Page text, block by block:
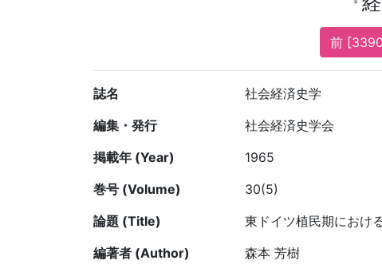
前
誌名
社会経済史学
編集・発行
社会経済史学会
掲載年 (Year)
1965
巻号 (Volume)
30(5)
論題 (Title)
東ドイツ植民期におけ
編著者 (Author)
森本 芳樹